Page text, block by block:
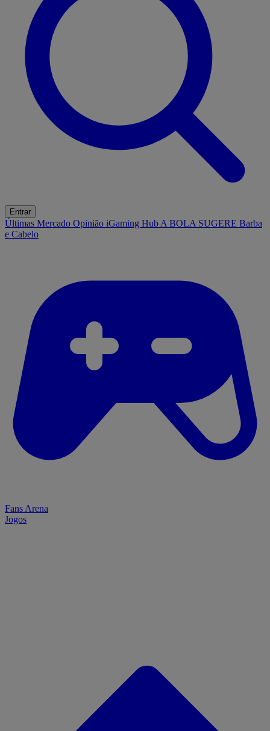
Entrar
Últimas Mercado Opinião iGaming Hub A BOLA SUGERE Barba
e Cabelo
Fans Arena
Jogos